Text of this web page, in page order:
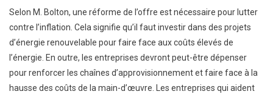
Selon M. Bolton, une réforme de l’offre est nécessaire pour lutter
contre l’inflation. Cela signifie qu’il faut investir dans des projets
d’énergie renouvelable pour faire face aux coûts élevés de
l’énergie. En outre, les entreprises devront peut-être dépenser
pour renforcer les chaînes d’approvisionnement et faire face à la
hausse des coûts de la main-d’œuvre. Les entreprises qui aident